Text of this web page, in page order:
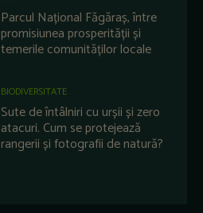
Parcul Național Făgăraș, între
promisiunea prosperității și
temerile comunităților locale
BIODIVERSITATE
Sute de întâlniri cu urșii și zero
atacuri. Cum se protejează
rangerii și fotografii de natură?